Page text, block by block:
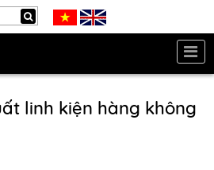
linh kiện hàng không